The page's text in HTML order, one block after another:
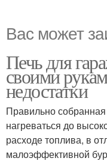
Вас может
Печь для
своими
недостатки
Правильно
нагреваться до
расходе топлива, в
малоэффективной